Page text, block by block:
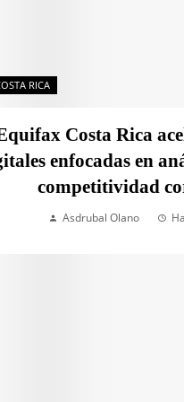
RICA
Costa Rica
enfocadas en
competitividad
Asdrubal Olano